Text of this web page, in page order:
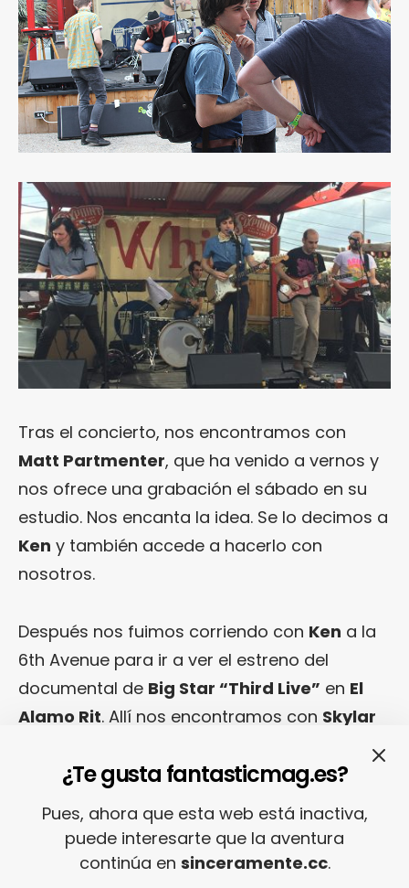
Tras el concierto, nos encontramos con
Matt Partmenter, que ha venido a vernos y
nos ofrece una grabación el sábado en su
estudio. Nos encanta la idea. Se lo decimos a
Ken y también accede a hacerlo con
nosotros.
Después nos fuimos corriendo con Ken a la
6th Avenue para ir a ver el estreno del
documental de Big Star “Third Live” en El
Alamo Rit. Allí nos encontramos con Skylar
Chris
Steamy. El documental es fantástico y os lo
¿Te gusta fantasticmag.es?
Pues, ahora que esta web está inactiva,
puede interesarte que la aventura
continúa en sinceramente.cc.